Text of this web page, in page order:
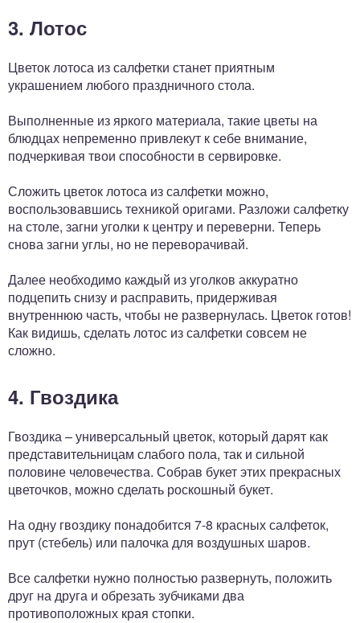
3. Лотос
Цветок лотоса из салфетки станет приятным
украшением любого праздничного стола.
Выполненные из яркого материала, такие цветы на
блюдцах непременно привлекут к себе внимание,
подчеркивая твои способности в сервировке.
Сложить цветок лотоса из салфетки можно,
воспользовавшись техникой оригами. Разложи салфетку
на столе, загни уголки к центру и переверни. Теперь
снова загни углы, но не переворачивай.
Далее необходимо каждый из уголков аккуратно
подцепить снизу и расправить, придерживая
внутреннюю часть, чтобы не развернулась. Цветок готов!
Как видишь, сделать лотос из салфетки совсем не
сложно.
4. Гвоздика
Гвоздика – универсальный цветок, который дарят как
представительницам слабого пола, так и сильной
половине человечества. Собрав букет этих прекрасных
цветочков, можно сделать роскошный букет.
На одну гвоздику понадобится 7-8 красных салфеток,
прут (стебель) или палочка для воздушных шаров.
Все салфетки нужно полностью развернуть, положить
друг на друга и обрезать зубчиками два
противоположных края стопки.